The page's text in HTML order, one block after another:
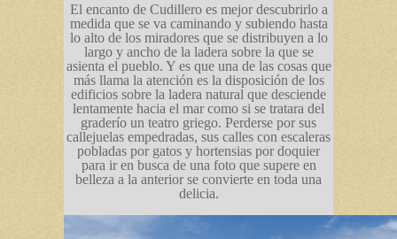
El encanto de Cudillero es mejor descubrirlo a
medida que se va caminando y subiendo hasta
lo alto de los miradores que se distribuyen a lo
largo y ancho de la ladera sobre la que se
asienta el pueblo. Y es que una de las cosas que
más llama la atención es la disposición de los
edificios sobre la ladera natural que desciende
lentamente hacia el mar como si se tratara del
graderío un teatro griego. Perderse por sus
callejuelas empedradas, sus calles con escaleras
pobladas por gatos y hortensias por doquier
para ir en busca de una foto que supere en
belleza a la anterior se convierte en toda una
delicia.